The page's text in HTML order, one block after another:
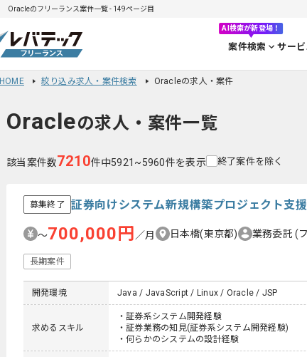
Oracleのフリーランス案件一覧 - 149ページ目
AI検索が新登場！
案件検索 サー
HOME 絞り込み求人・案件検索 Oracleの求人・案件
Oracleの求人・案件一覧
該当案件数7210件中5921~5960件を表示 終了案件を除く
募集終了 証券向けシステム新規構築プロジェクト支
〜700,000円 ／月 日本橋(東京都) 業務委託(
長期案件
開発環境 Java / JavaScript / Linux / Oracle / JSP
求めるスキル
・証券系システム開発経験
・証券業務の知見(証券系システム開発経験)
・何らかのシステムの設計経験